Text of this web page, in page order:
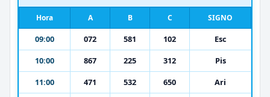
Hora A B C SIGNO
09:00 072 581 102
Esc
10:00
867 225 312
Pis
11:00
471 532 650
Ari